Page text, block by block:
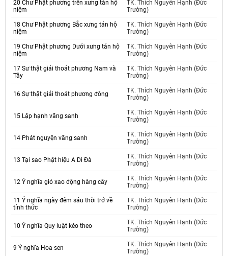
20 Chư Phật phương trên xưng tán hộ
niệm
TK. Thích Nguyên Hạnh (Đức
Trường)
18 Chư Phật phương Bắc xưng tán hộ
niệm
TK. Thích Nguyên Hạnh (Đức
Trường)
19 Chư Phật phương Dưới xưng tán hộ
niệm
TK. Thích Nguyên Hạnh (Đức
Trường)
17 Sư thật giải thoát phương Nam và
Tây
TK. Thích Nguyên Hạnh (Đức
Trường)
16 Sự thật giải thoát phương đông
TK. Thích Nguyên Hạnh (Đức
Trường)
15 Lập hạnh vãng sanh
TK. Thích Nguyên Hạnh (Đức
Trường)
14 Phát nguyện vãng sanh
TK. Thích Nguyên Hạnh (Đức
Trường)
13 Tại sao Phật hiệu A Di Đà
TK. Thích Nguyên Hạnh (Đức
Trường)
12 Ý nghĩa gió xao động hàng cây
TK. Thích Nguyên Hạnh (Đức
Trường)
11 Ý nghĩa ngày đêm sáu thời trở về
tỉnh thức
TK. Thích Nguyên Hạnh (Đức
Trường)
10 Ý nghĩa Quy luật kéo theo
TK. Thích Nguyên Hạnh (Đức
Trường)
9 Ý nghĩa Hoa sen
TK. Thích Nguyên Hạnh (Đức
Trường)